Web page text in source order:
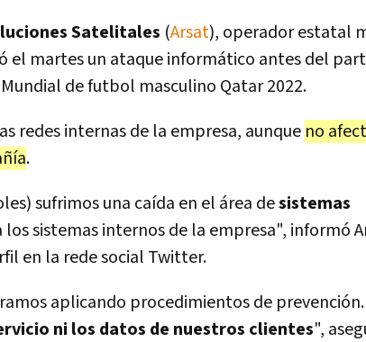
Satelitales (Arsat), operador estatal
el martes un ataque informático antes del
de futbol masculino Qatar 2022.
redes internas de la empresa, aunque no
.
sufrimos una caída en el área desistemas
los sistemas internos de la empresa", informó
en la rede social Twitter.
aplicando procedimientos de prevención.
ni los datos de nuestros clientes",